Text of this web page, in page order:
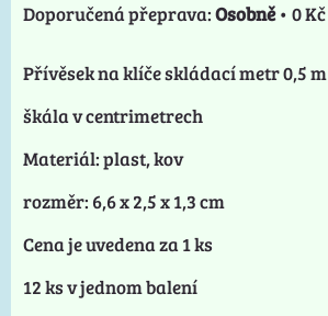
Osobně• 0 Kč
Přívěsek na klíče skládací metr 0,5 m
škála v centrimetrech
Materiál: plast, kov
rozměr: 6,6 x 2,5 x 1,3 cm
Cena je uvedena za 1 ks
12 ks v jednom balení